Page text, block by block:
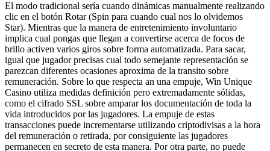
El modo tradicional serí­a cuando dinámicas manualmente realizando
clic en el botón Rotar (Spin para cuando cual nos lo olvidemos
Star). Mientras que la manera de entretenimiento involuntario
implica cual pongas que llegan a convertirse acerca de focos de
brillo activen varios giros sobre forma automatizada. Para sacar,
igual que jugador precisas cual todo semejante representación se
parezcan diferentes ocasiones aproxima de la transito sobre
remuneración. Sobre lo que respecta an una empuje, Win Unique
Casino utiliza medidas definición pero extremadamente sólidas,
como el cifrado SSL sobre amparar los documentación de toda la
vida introducidos por las jugadores. La empuje de estas
transacciones puede incrementarse utilizando criptodivisas a la hora
del remuneración o retirada, por consiguiente las jugadores
permanecen en secreto de esta manera. Por otra parte, no puede